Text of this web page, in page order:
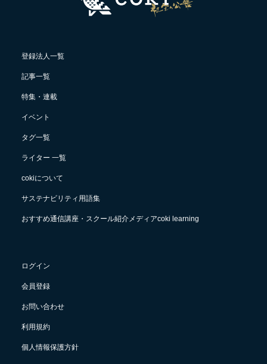
登録法人一覧
記事一覧
特集・連載
イベント
タグ一覧
ライター 一覧
cokiについて
サステナビリティ用語集
おすすめ通信講座・スクール紹介メディアcoki learning
ログイン
会員登録
お問い合わせ
利用規約
個人情報保護方針